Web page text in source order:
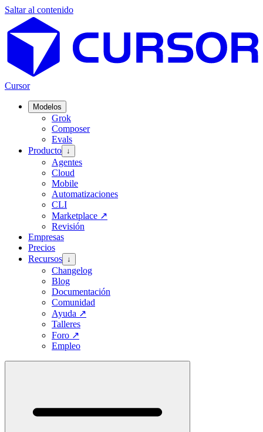
Saltar al contenido
Cursor
Modelos
Grok
Composer
Evals
Producto ↓
Agentes
Cloud
Mobile
Automatizaciones
CLI
Marketplace ↗
Revisión
Empresas
Precios
Recursos ↓
Changelog
Blog
Documentación
Comunidad
Ayuda ↗
Talleres
Foro ↗
Empleo